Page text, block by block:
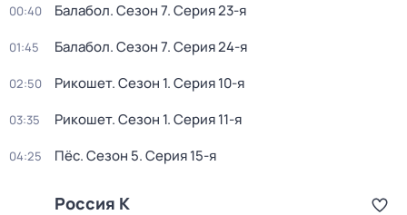
00:40 Балабол. Сезон 7. Серия 23-я
01:45 Балабол. Сезон 7. Серия 24-я
02:50 Рикошет. Сезон 1. Серия 10-я
03:35 Рикошет. Сезон 1. Серия 11-я
04:25 Пёс. Сезон 5. Серия 15-я
Россия К